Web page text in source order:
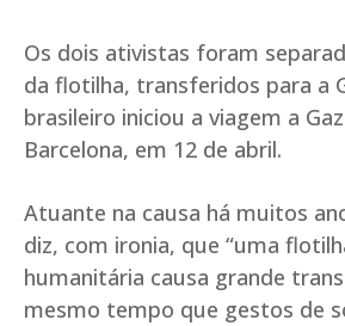
Os dois ativistas foram
da flotilha, transferidos para a
brasileiro iniciou a viagem a
Barcelona, em 12 de abril.
Atuante na causa há muitos
diz, com ironia, que “uma
humanitária causa grande
mesmo tempo que gestos de